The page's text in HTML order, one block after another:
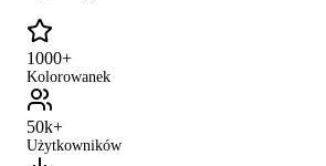
1000+
Kolorowanek
50k+
Użytkowników